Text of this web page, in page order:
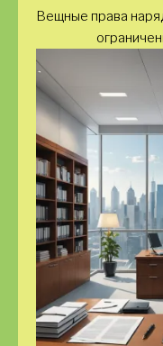
Вещные права